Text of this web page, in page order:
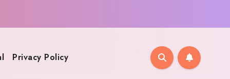
Privacy Policy